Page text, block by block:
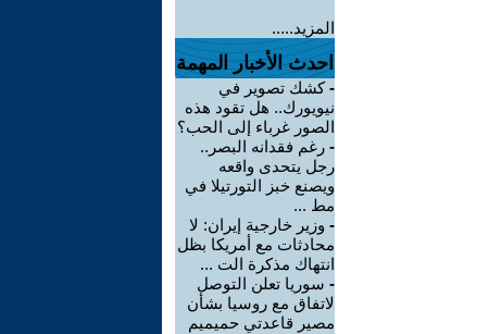
المزيد.....
احدث الأخبار المهمة
-كشك تصوير في
نيويورك.. هل تقود هذه
الصور غرباء إلى الحب؟
- رغم فقدانه البصر..
رجل يتحدى واقعه
ويصنع خبز التورتيلا في
مط ...
- وزير خارجية إيران: لا
محادثات مع أمريكا بظل
انتهاك مذكرة الت ...
- سوريا تعلن التوصل
لاتفاق مع روسيا بشأن
مصير قاعدتي حميميم